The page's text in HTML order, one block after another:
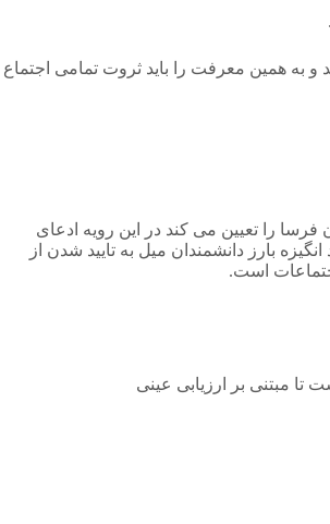
همین معرفت را باید ثروت تمامی اجتماع
فرسا را تعیین می کند در این رویه ادعای
بارز دانشمندان میل به تایید شدن از
است.
مبتنی بر ارزیابی عینی